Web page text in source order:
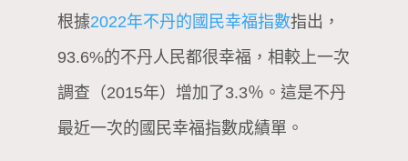
根據2022年不丹的國民幸福指數指出，
93.6%的不丹人民都很幸福，相較上一次
調查（2015年）增加了3.3％。這是不丹
最近一次的國民幸福指數成績單。